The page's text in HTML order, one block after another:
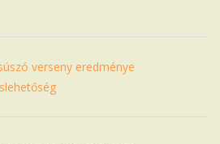
verseny eredménye